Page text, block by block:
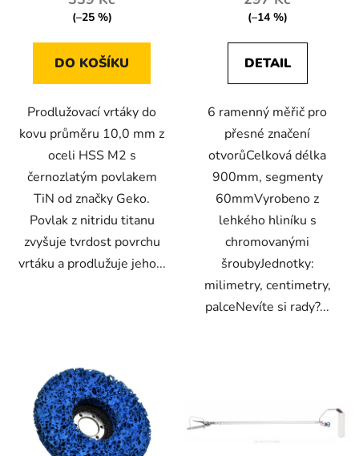
(–25 %)
DO KOŠÍKU
Prodlužovací vrtáky do
kovu průměru 10,0 mm z
oceli HSS M2 s
černozlatým povlakem
TiN od značky Geko.
Povlak z nitridu titanu
zvyšuje tvrdost povrchu
vrtáku a prodlužuje jeho...
(–14 %)
DETAIL
6 ramenný měřič pro
přesné značení
otvorůCelková délka
900mm, segmenty
60mmVyrobeno z
lehkého hliníku s
chromovanými
šroubyJednotky:
milimetry, centimetry,
palceNevíte si rady?...